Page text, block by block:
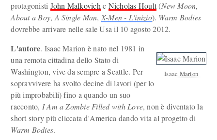
protagonisti John Malkovich e Nicholas Hoult(New Moon,
About a Boy, A Single Man, X-Men - L'inizio). Warm Bodies
dovrebbe arrivare nelle sale Usa il 10 agosto 2012.
Isaac Marion
L'autore. Isaac Marion è nato nel 1981 in
una remota cittadina dello Stato di
Washington, vive da sempre a Seattle. Per
sopravvivere ha svolto decine di lavori (per lo
più improbabili) fino a quando un suo
racconto, I Am a Zombie Filled with Love, non è diventato la
short story più cliccata d'America dando vita al progetto di
Warm Bodies.